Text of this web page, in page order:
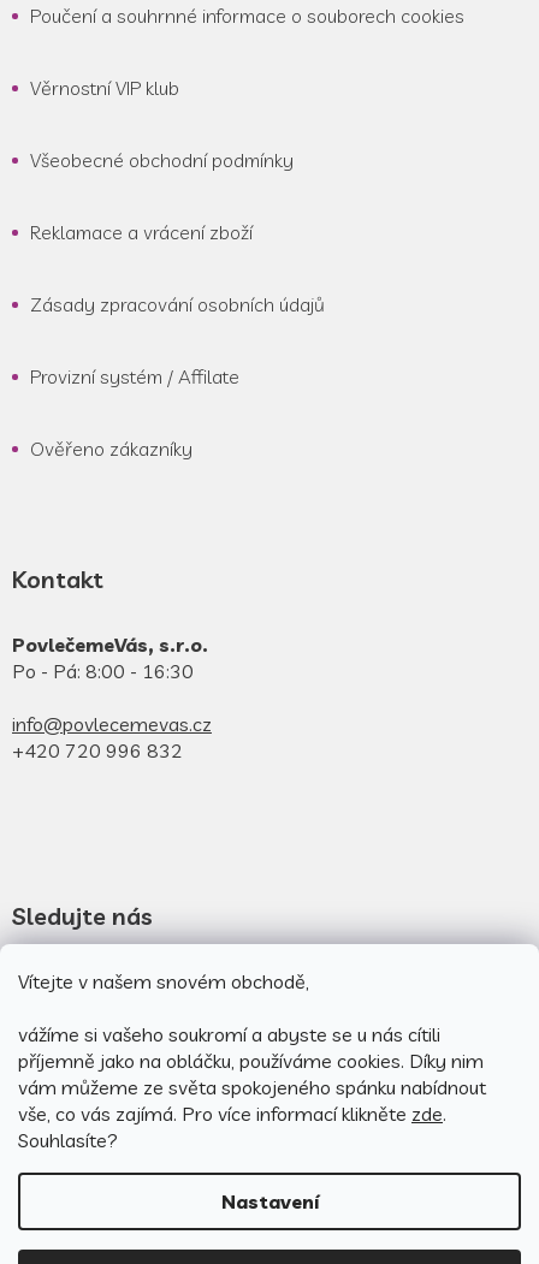
Vítejte v našem snovém obchodě,
vážíme si vašeho soukromí a abyste se u nás cítili
příjemně jako na obláčku, používáme cookies. Díky nim
vám můžeme ze světa spokojeného spánku nabídnout
vše, co vás zajímá. Pro více informací klikněte zde.
Souhlasíte?
Nastavení
Poučení a souhrnné informace o souborech cookies
Věrnostní VIP klub
Všeobecné obchodní podmínky
Reklamace a vrácení zboží
Zásady zpracování osobních údajů
Provizní systém / Affilate
Ověřeno zákazníky
Kontakt
PovlečemeVás, s.r.o.
Po - Pá: 8:00 - 16:30
info@povlecemevas.cz
+420 720 996 832
Sledujte nás
Novinky na facebooku
Novinky na instagramu
Vytvořil Shoptet